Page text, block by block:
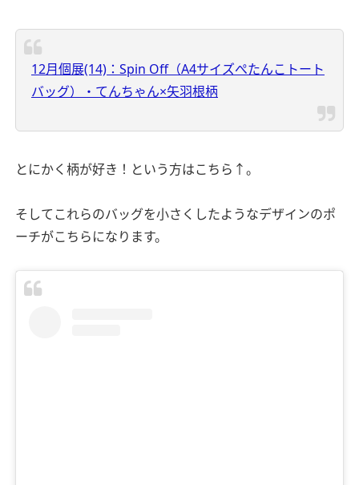
12月個展(14)：Spin Off（A4サイズぺたんこトート
バッグ）・てんちゃん×矢羽根柄
とにかく柄が好き！という方はこちら↑。
そしてこれらのバッグを小さくしたようなデザインのポ
ーチがこちらになります。